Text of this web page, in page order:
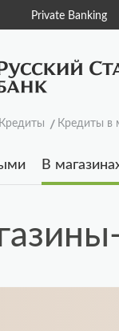
Premium Banking
Кредиты Кредиты в
В